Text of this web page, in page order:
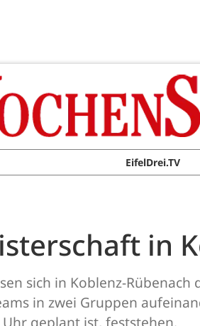
EifelDrei.TV
in
sich in Koblenz-
in zwei Gruppen